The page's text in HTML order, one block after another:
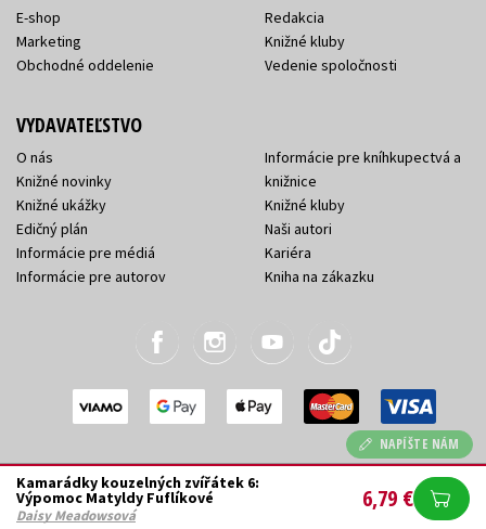
Kamarádky kouzelných zvířátek 6:
Výpomoc Matyldy Fuflíkové
Daisy Meadowsová
6,79 €
NAPÍŠTE NÁM
E-shop
Marketing
Obchodné oddelenie
Redakcia
Knižné kluby
Vedenie spoločnosti
VYDAVATEĽSTVO
O nás
Knižné novinky
Knižné ukážky
Edičný plán
Informácie pre médiá
Informácie pre autorov
Informácie pre kníhkupectvá a
knižnice
Knižné kluby
Naši autori
Kariéra
Kniha na zákazku
2026 © Albatrosmedia.sk, Albatros Media Slovakia
s.r.o.